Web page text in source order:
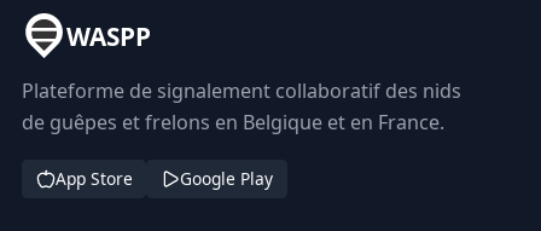
WASPP
Plateforme de signalement collaboratif des nids
de guêpes et frelons en Belgique et en France.
App Store Google Play